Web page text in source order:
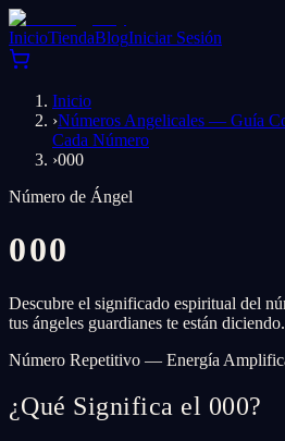
InicioTiendaBlogIniciar Sesión
Inicio
›Números Angelicales — Guía
Cada Número
›000
Número de Ángel
000
Descubre el significado espiritual del
tus ángeles guardianes te están diciendo.
Número Repetitivo — Energía
¿Qué Significa el 000?